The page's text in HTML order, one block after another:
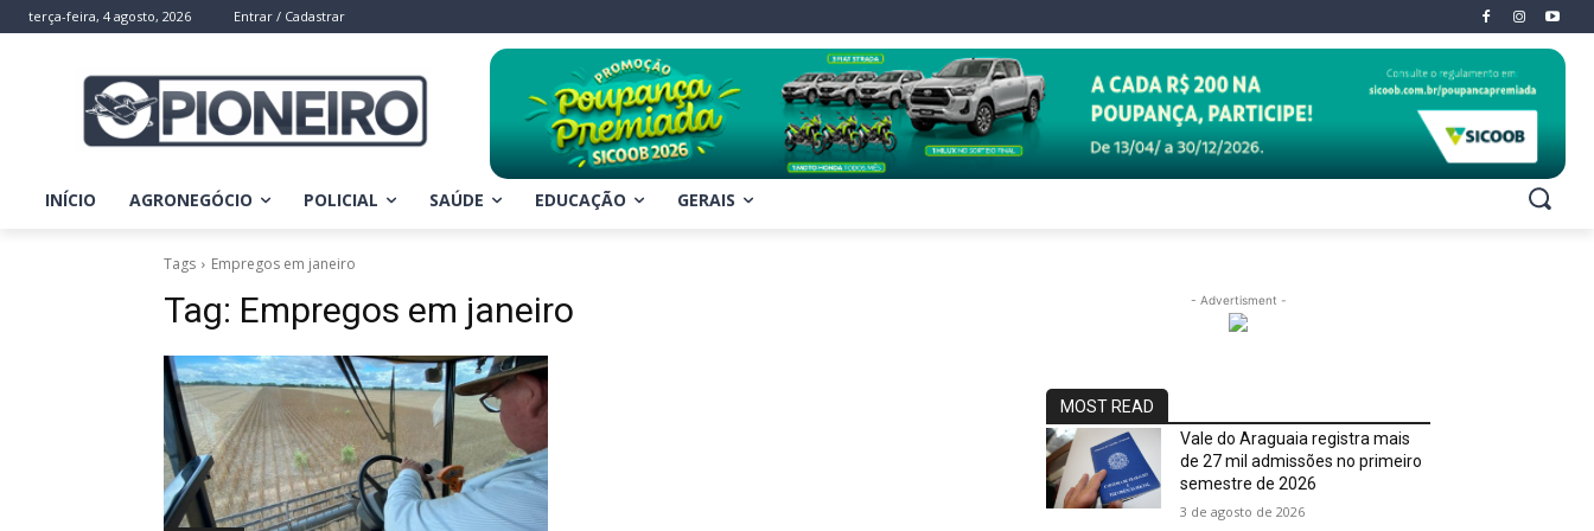
terça-feira, 4 agosto, 2026 Entrar / Cadastrar
INÍCIO AGRONEGÓCIO POLICIAL SAÚDE EDUCAÇÃO GERAIS
Tags Empregos em janeiro
Tag: Empregos em janeiro - Advertisment -
MOST READ
Vale do Araguaia registra mais
de 27 mil admissões no primeiro
semestre de 2026
3 de agosto de 2026